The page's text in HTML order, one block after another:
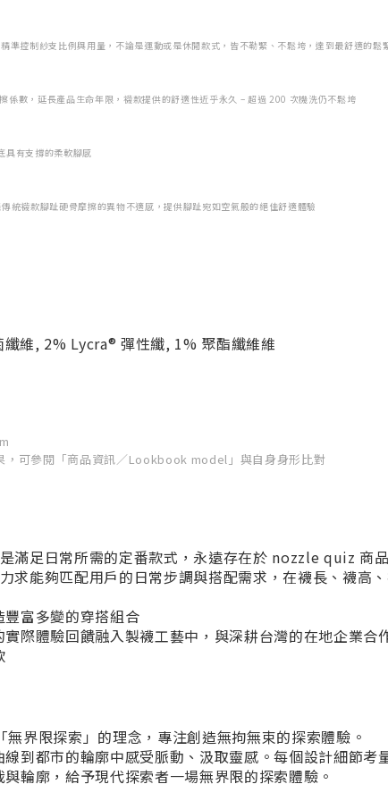
控制紗支比例與用量，不論是運動或是休閒款式，皆不勒緊、不鬆垮，達到最舒適的鬆
數，延長產品生命年限，襪款提供的舒適性近乎永久 – 超過 200 次機洗仍不鬆垮
具有支撐的柔軟腳感
襪款腳趾硬骨摩擦的異物不適感，提供腳趾宛如空氣般的絕佳舒適體驗
維, 2% Lycra® 彈性纖, 1% 聚酯纖維維
，可參閱「商品資訊／Lookbook model」與自身身形比對
滿足日常所需的定番款式，永遠存在於 nozzle quiz 商
求能夠匹配用戶的日常步調與搭配需求，在襪長、襪
富多變的穿搭組合
際體驗回饋融入製襪工藝中，與深耕台灣的在地企業
界限探索」的理念，專注創造無拘無束的探索體驗。
到都市的輪廓中感受脈動、汲取靈感。每個設計細節
輪廓，給予現代探索者一場無界限的探索體驗。